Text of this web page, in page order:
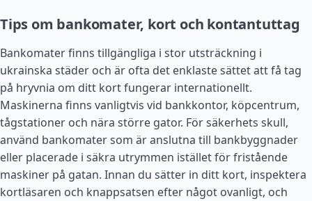
Tips om bankomater, kort och kontantuttag
Bankomater finns tillgängliga i stor utsträckning i
ukrainska städer och är ofta det enklaste sättet att få tag
på hryvnia om ditt kort fungerar internationellt.
Maskinerna finns vanligtvis vid bankkontor, köpcentrum,
tågstationer och nära större gator. För säkerhets skull,
använd bankomater som är anslutna till bankbyggnader
eller placerade i säkra utrymmen istället för fristående
maskiner på gatan. Innan du sätter in ditt kort, inspektera
kortläsaren och knappsatsen efter något ovanligt, och